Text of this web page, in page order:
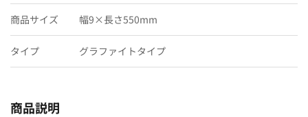
商品サイズ 幅9×長さ550mm
タイプ グラファイトタイプ
商品説明